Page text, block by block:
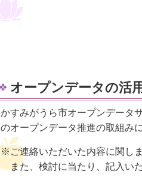
オープンデータの活
かすみがうら市オープンデータ
のオープンデータ推進の取組み
※ご連絡いただいた内容に関し
また、検討に当たり、記入いた